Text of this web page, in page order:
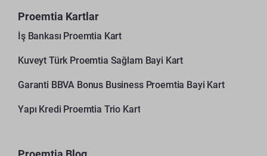
Proemtia Kartlar
İş Bankası Proemtia Kart
Kuveyt Türk Proemtia Sağlam Bayi Kart
Garanti BBVA Bonus Business Proemtia Bayi Kart
Yapı Kredi Proemtia Trio Kart